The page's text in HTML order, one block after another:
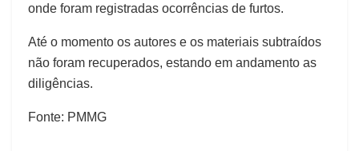
onde foram registradas ocorrências de furtos.
Até o momento os autores e os materiais subtraídos
não foram recuperados, estando em andamento as
diligências.
Fonte: PMMG